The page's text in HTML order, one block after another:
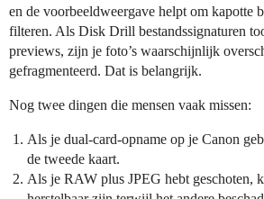
en de voorbeeldweergave helpt om kapotte
filteren. Als Disk Drill bestandssignaturen
previews, zijn je foto’s waarschijnlijk
gefragmenteerd. Dat is belangrijk.
Nog twee dingen die mensen vaak missen:
Als je dual-card-opname op je Canon
de tweede kaart.
Als je RAW plus JPEG hebt geschoten,